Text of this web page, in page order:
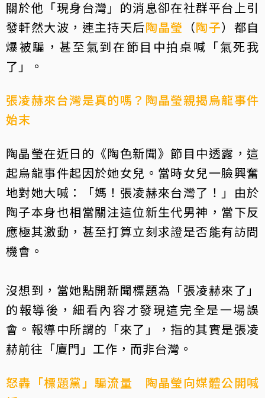
關於他「現身台灣」的消息卻在社群平台上引
發軒然大波，連主持天后陶晶瑩 （陶子）都自
爆被騙，甚至氣到在節目中拍桌喊「氣死我
了」。
張凌赫來台灣是真的嗎？陶晶瑩親揭烏龍事件
始末
陶晶瑩在近日的《陶色新聞》節目中透露，這
起烏龍事件起因於她女兒。當時女兒一臉興奮
地對她大喊：「媽！張凌赫來台灣了！」由於
陶子本身也相當關注這位新生代男神，當下反
應極其激動，甚至打算立刻求證是否能有訪問
機會。
沒想到，當她點開新聞標題為「張凌赫來了」
的報導後，細看內容才發現這完全是一場誤
會。報導中所謂的「來了」，指的其實是張凌
赫前往「廈門」工作，而非台灣。
怒轟「標題黨」騙流量 陶晶瑩向媒體公開喊